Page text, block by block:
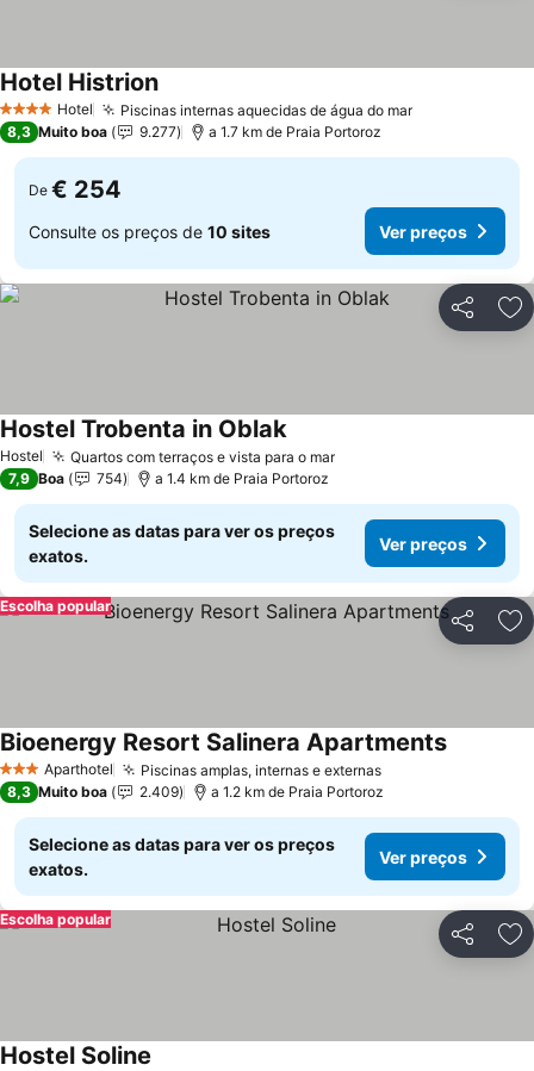
4 EstrelasHotel Piscinas internas aquecidas de água do mar
Hotel Histrion
8,3 Muito boa 9.277 a 1.7 km de Praia Portoroz
De € 254
Consulte os preços de 10 sites Ver preços
Partilhar
Hostel Quartos com terraços e vista para o mar
Hostel Trobenta in Oblak
7,9 Boa 754 a 1.4 km de Praia Portoroz
Selecione as datas para ver os preços
exatos.
Ver preços
Partilhar
Escolha popular
3 EstrelasAparthotel Piscinas amplas, internas e externas
Bioenergy Resort Salinera Apartments
8,3 Muito boa 2.409 a 1.2 km de Praia Portoroz
Selecione as datas para ver os preços
exatos.
Ver preços
Partilhar
Escolha popular
Hostel Soline